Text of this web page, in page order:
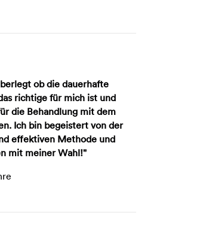
ob die dauerhafte
richtige für mich ist und
die Behandlung mit dem
Ich bin begeistert von der
effektiven Methode und
mit meiner Wahl!"